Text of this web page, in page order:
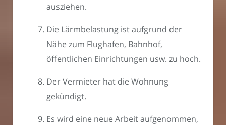
ausziehen.
Die Lärmbelastung ist aufgrund der
Nähe zum Flughafen, Bahnhof,
öffentlichen Einrichtungen usw. zu hoch.
Der Vermieter hat die Wohnung
gekündigt.
Es wird eine neue Arbeit aufgenommen,